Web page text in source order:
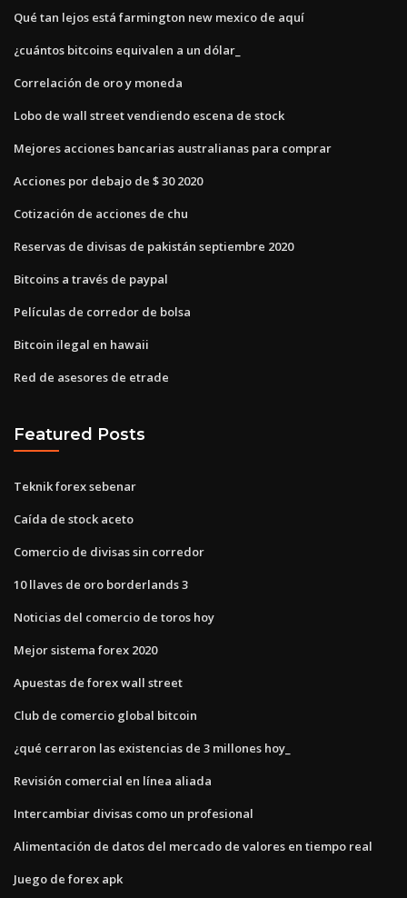
Qué tan lejos está farmington new mexico de aquí
¿cuántos bitcoins equivalen a un dólar_
Correlación de oro y moneda
Lobo de wall street vendiendo escena de stock
Mejores acciones bancarias australianas para comprar
Acciones por debajo de $ 30 2020
Cotización de acciones de chu
Reservas de divisas de pakistán septiembre 2020
Bitcoins a través de paypal
Películas de corredor de bolsa
Bitcoin ilegal en hawaii
Red de asesores de etrade
Featured Posts
Teknik forex sebenar
Caída de stock aceto
Comercio de divisas sin corredor
10 llaves de oro borderlands 3
Noticias del comercio de toros hoy
Mejor sistema forex 2020
Apuestas de forex wall street
Club de comercio global bitcoin
¿qué cerraron las existencias de 3 millones hoy_
Revisión comercial en línea aliada
Intercambiar divisas como un profesional
Alimentación de datos del mercado de valores en tiempo real
Juego de forex apk